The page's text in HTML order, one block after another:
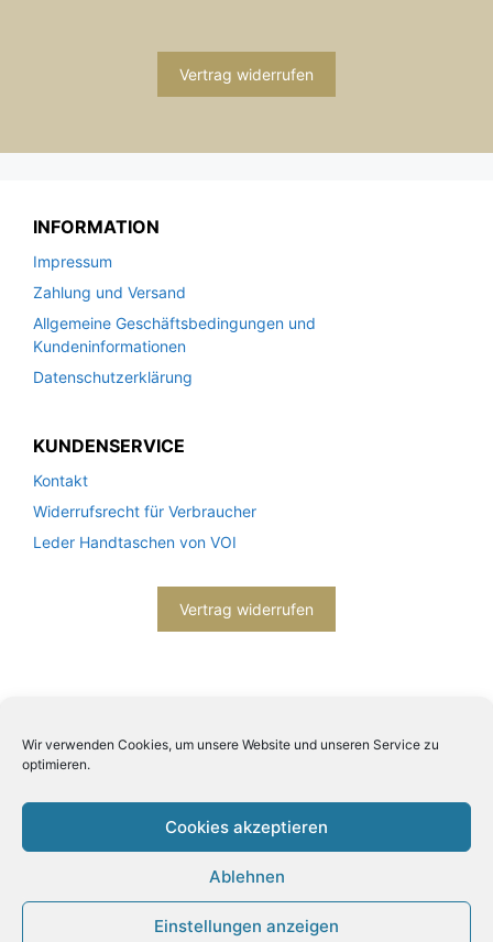
Wir verwenden Cookies, um unsere Website und unseren Service zu
optimieren.
Cookies akzeptieren
Ablehnen
Einstellungen anzeigen
Vertrag widerrufen
INFORMATION
Impressum
Zahlung und Versand
Allgemeine Geschäftsbedingungen und
Kundeninformationen
Datenschutzerklärung
KUNDENSERVICE
Kontakt
Widerrufsrecht für Verbraucher
Leder Handtaschen von VOI
Vertrag widerrufen
2026© Engels mode schmuck -Datenschutzerklärung
Impressum- Bitte beachten Sie unsere